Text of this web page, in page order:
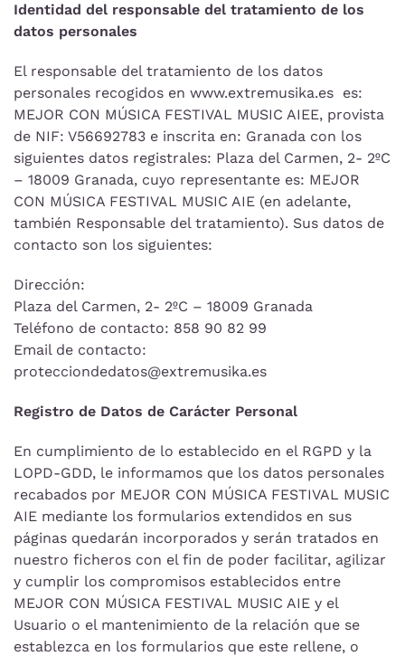
Identidad del responsable del tratamiento de los
datos personales
El responsable del tratamiento de los datos
personales recogidos en www.extremusika.es es:
MEJOR CON MÚSICA FESTIVAL MUSIC AIEE, provista
de NIF: V56692783 e inscrita en: Granada con los
siguientes datos registrales: Plaza del Carmen, 2- 2ºC
– 18009 Granada, cuyo representante es: MEJOR
CON MÚSICA FESTIVAL MUSIC AIE (en adelante,
también Responsable del tratamiento). Sus datos de
contacto son los siguientes:
Dirección:
Plaza del Carmen, 2- 2ºC – 18009 Granada
Teléfono de contacto: 858 90 82 99
Email de contacto:
protecciondedatos@extremusika.es
Registro de Datos de Carácter Personal
En cumplimiento de lo establecido en el RGPD y la
LOPD-GDD, le informamos que los datos personales
recabados por MEJOR CON MÚSICA FESTIVAL MUSIC
AIE mediante los formularios extendidos en sus
páginas quedarán incorporados y serán tratados en
nuestro ficheros con el fin de poder facilitar, agilizar
y cumplir los compromisos establecidos entre
MEJOR CON MÚSICA FESTIVAL MUSIC AIE y el
Usuario o el mantenimiento de la relación que se
establezca en los formularios que este rellene, o